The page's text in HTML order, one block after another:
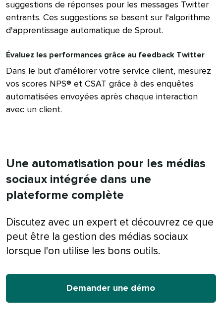
suggestions de réponses pour les messages Twitter
entrants. Ces suggestions se basent sur l'algorithme
d'apprentissage automatique de Sprout.​​
Évaluez les performances grâce au feedback Twitter​​
Dans le but d'améliorer votre service client, mesurez
vos scores NPS® et CSAT grâce à des enquêtes
automatisées envoyées après chaque interaction
avec un client.​​
Une automatisation pour les médias
sociaux intégrée dans une
plateforme complète​​
Discutez avec un expert et découvrez ce que
peut être la gestion des médias sociaux
lorsque l'on utilise les bons outils.​​
Demander une démo​​